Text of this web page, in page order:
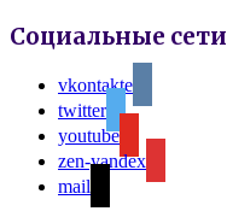
Социальные сети
vkontakte
twitter
youtube
zen-yandex
mail